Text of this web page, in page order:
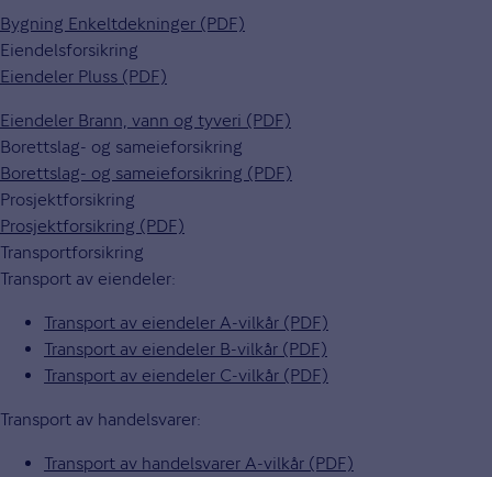
Bygning Enkeltdekninger (PDF)
Eiendelsforsikring
Eiendeler Pluss (PDF)
Eiendeler Brann, vann og tyveri (PDF)
Borettslag- og sameieforsikring
Borettslag- og sameieforsikring (PDF)
Prosjektforsikring
Prosjektforsikring (PDF)
Transportforsikring
Transport av eiendeler:
Transport av eiendeler A-vilkår (PDF)
Transport av eiendeler B-vilkår (PDF)
Transport av eiendeler C-vilkår (PDF)
Transport av handelsvarer:
Transport av handelsvarer A-vilkår (PDF)